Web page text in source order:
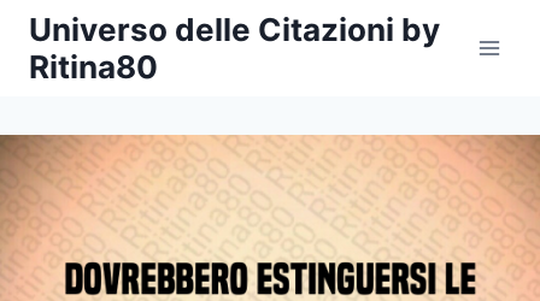
Salta
contenuto
Universo delle Citazioni by
Ritina80